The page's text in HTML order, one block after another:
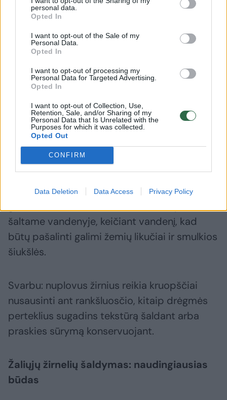
personal data.
Opted In
I want to opt-out of the Sale of my
Personal Data.
Opted In
I want to opt-out of processing my
Personal Data for Targeted Advertising.
Opted In
I want to opt-out of Collection, Use,
Retention, Sale, and/or Sharing of my
Personal Data that Is Unrelated with the
Purposes for which it was collected.
Opted Out
CONFIRM
Data Deletion Data Access Privacy Policy
Ypač pavykęs marinatas
cukinijoms: išliks kietos ir
gardžios iki pat žiemos(1)
ir
Paruošimas ruošimui Iš karto surinkus žirnius
reikia išlukštenti ir perrinkti. Pašalinkite visus
pažeistus, dėmėtus ar per minkštus
šaltame vandenyje, keičiant vandenį, kad
būtų pašalinti galimi žemių likučiai ir smulkios
šiukšlės.
Svarbu: nuplovus žirnius reikia kruopščiai
nusausinti ant rankšluosčio, kitaip drėgmės
perteklius sugadins tekstūrą šaldant arba
praskies sūrymą konservuojant.
Žaliųjų žirnelių šaldymas: naudingiausias
būdas